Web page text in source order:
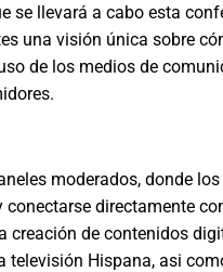
se llevará a cabo esta
una visión única sobre
de los medios de
moderados, donde
directamente
creación de contenidos
televisión Hispana, asi